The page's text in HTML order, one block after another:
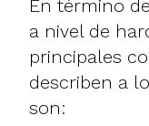
En término
a nivel de
principales
describen a
son: